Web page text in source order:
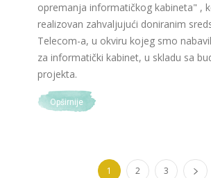
opremanja informatičkog kabineta" ,
realizovan zahvaljujući doniranim
Telecom-a, u okviru kojeg smo
za informatički kabinet, u skladu sa
projekta.
Opširnije
1 2 3